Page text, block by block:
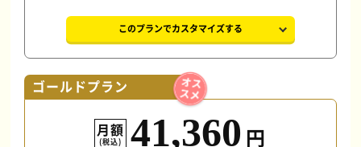
このプランでカスタマイズする
ゴールドプラン
月額
(税込) 41,360 円